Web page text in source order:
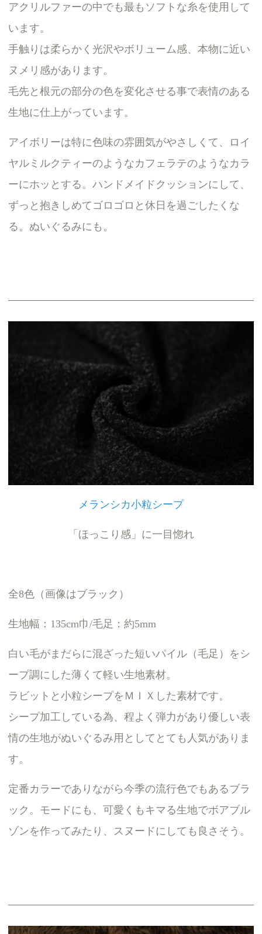
アクリルファーの中でも最もソフトな糸を使用して
います。
手触りは柔らかく光沢やボリューム感、本物に近い
ヌメリ感があります。
毛先と根元の部分の色を変化させる事で表情のある
生地に仕上がっています。
アイボリーは特に色味の雰囲気がやさしくて、ロイ
ヤルミルクティーのようなカフェラテのようなカラ
ーにホッとする。ハンドメイドクッションにして、
ずっと抱きしめてゴロゴロと休日を過ごしたくな
る。ぬいぐるみにも。
メランシカ小粒シープ
「ほっこり感」に一目惚れ
全8色（画像はブラック）
生地幅：135cm巾/毛足：約5mm
白い毛がまだらに混ざった短いパイル（毛足）をシ
ープ調にした薄くて軽い生地素材。
ラビットと小粒シープをＭＩＸした素材です。
シープ加工している為、程よく弾力があり優しい表
情の生地がぬいぐるみ用としてとても人気がありま
す。
定番カラーでありながら今季の流行色でもあるブラ
ック。モードにも、可愛くもキマる生地でボアブル
ゾンを作ってみたり、スヌードにしても良さそう。